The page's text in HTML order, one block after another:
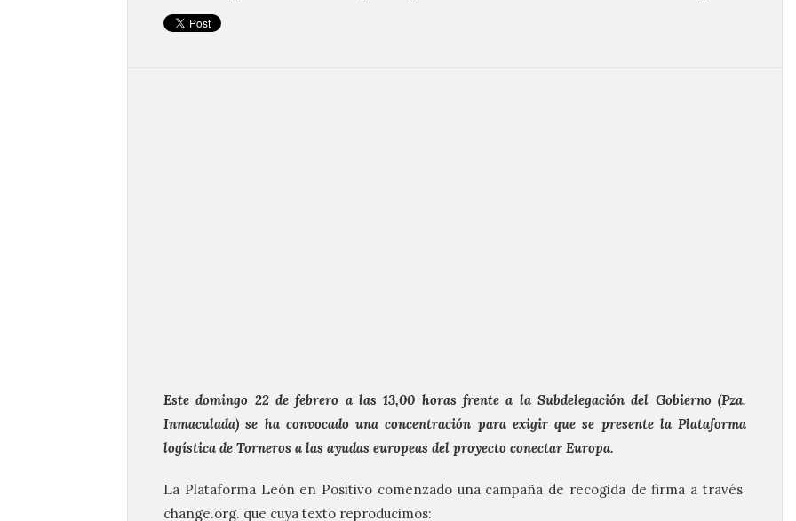
Este domingo 22 de febrero a las 13,00 horas frente a la Subdelegación del Gobierno (Pza.
Inmaculada) se ha​ convocado una concentración para exigir que se presente la Plataforma
logística de Torneros a las ayudas europeas del proyecto conectar Europa.
La Plataforma León en Positivo comenzado una campaña de recogida de firma a través
change.org. que cuya texto reproducimos: